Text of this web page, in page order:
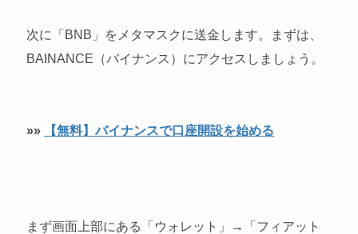
次に「BNB」をメタマスクに送金します。まずは、
BAINANCE（バイナンス）にアクセスしましょう。
»» 【無料】バイナンスで口座開設を始める
まず画面上部にある「ウォレット」→「フィアット